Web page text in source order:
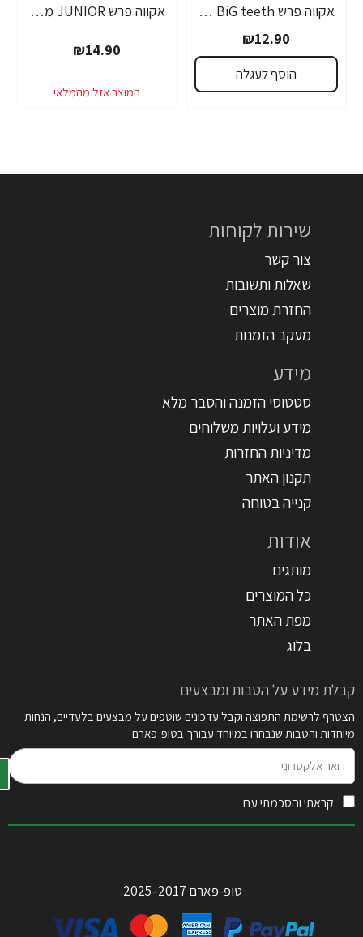
אקווה פרש BiG teeth משחת שיניים לילדים לגילאי 6-8 שנים - 50 מ"ל
₪12.90
הוסף לעגלה
אקווה פרש JUNIOR משחת שיניים לילדים +6 - 50 מ"ל
₪14.90
שירות לקוחות
צור קשר
שאלות ותשובות
החזרת מוצרים
מעקב הזמנות
מידע
סטטוסי הזמנה והסבר מלא
מידע ועלויות משלוחים
מדיניות החזרות
תקנון האתר
קנייה בטוחה
אודות
מותגים
כל המוצרים
מפת האתר
בלוג
קבלת מידע על הטבות ומבצעים
הצטרף לרשימת התפוצה וקבל עדכונים שוטפים על מבצעים בלעדיים, הנחות
מיוחדות והטבות שנבחרו במיוחד עבורך בטופ-פארם
אלקטרוני
קראתי והסכמתי עם
טופ-פארם 2017–2025.